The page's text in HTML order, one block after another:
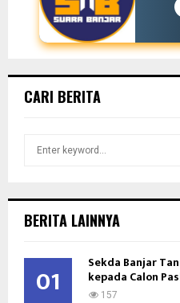
CARI BERITA
h
o
BERITA LAINNYA
01 Sekda Banjar
kepada Calon
157